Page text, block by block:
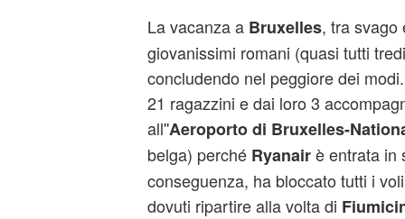
La vacanza a Bruxelles, tra svago
giovanissimi romani (quasi tutti
concludendo nel peggiore dei
21 ragazzini e dai loro 3
all''Aeroporto di Bruxelles-
belga) perché Ryanairè entrata in
conseguenza, ha bloccato tutti i
dovuti ripartire alla volta di